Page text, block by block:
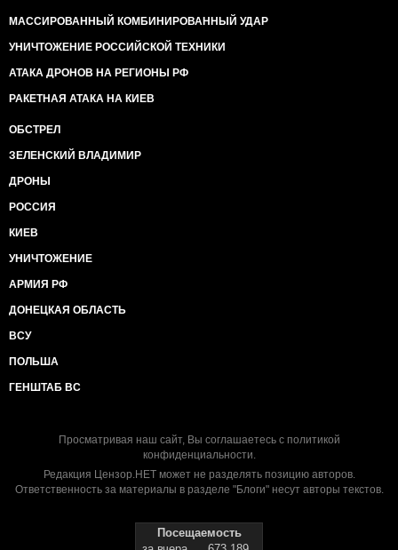
МАССИРОВАННЫЙ КОМБИНИРОВАННЫЙ УДАР
УНИЧТОЖЕНИЕ РОССИЙСКОЙ ТЕХНИКИ
АТАКА ДРОНОВ НА РЕГИОНЫ РФ
РАКЕТНАЯ АТАКА НА КИЕВ
ОБСТРЕЛ
ЗЕЛЕНСКИЙ ВЛАДИМИР
ДРОНЫ
РОССИЯ
КИЕВ
УНИЧТОЖЕНИЕ
АРМИЯ РФ
ДОНЕЦКАЯ ОБЛАСТЬ
ВСУ
ПОЛЬША
ГЕНШТАБ ВС
Просматривая наш сайт, Вы соглашаетесь с политикой
конфиденциальности.
Редакция Цензор.НЕТ может не разделять позицию авторов.
Ответственность за материалы в разделе "Блоги" несут авторы текстов.
Посещаемость